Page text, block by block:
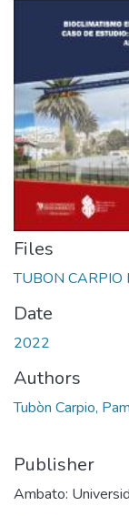
Files
TUBON CARPIO
Date
2022
Authors
Tubòn Carpio,
Publisher
Ambato: